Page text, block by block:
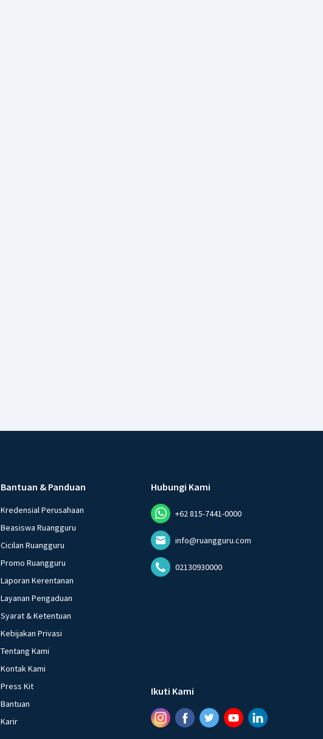
Bantuan & Panduan
Kredensial Perusahaan
Beasiswa Ruangguru
Cicilan Ruangguru
Promo Ruangguru
Laporan Kerentanan
Layanan Pengaduan
Syarat & Ketentuan
Kebijakan Privasi
Tentang Kami
Kontak Kami
Press Kit
Bantuan
Karir
Hubungi Kami
+62 815-7441-0000
info@ruangguru.com
02130930000
Ikuti Kami